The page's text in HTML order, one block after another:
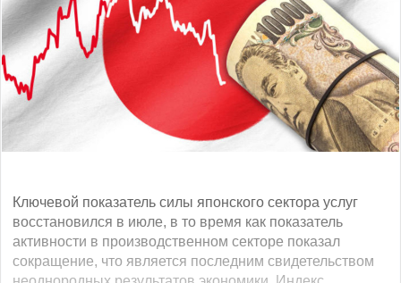
Ключевой показатель силы японского сектора услуг
восстановился в июле, в то время как показатель
активности в производственном секторе показал
сокращение, что является последним свидетельством